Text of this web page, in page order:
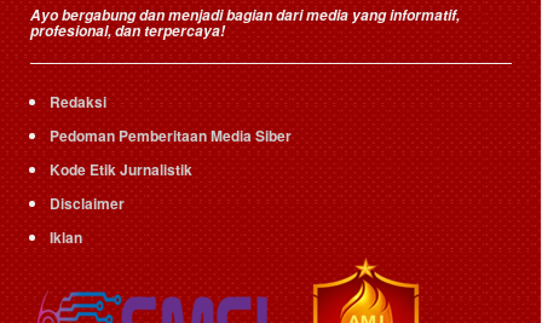
Ayo bergabung dan menjadi bagian dari media yang informatif,
profesional, dan terpercaya!
Redaksi
Pedoman Pemberitaan Media Siber
Kode Etik Jurnalistik
Disclaimer
Iklan